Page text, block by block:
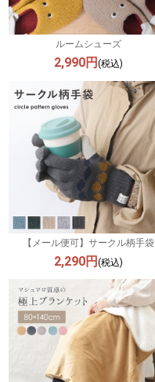
ルームシューズ
2,990円(税込)
【メール便可】サークル柄手袋
2,290円(税込)